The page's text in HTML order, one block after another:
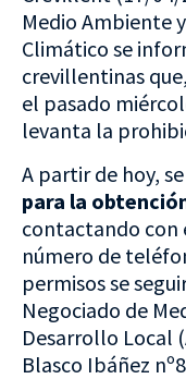
Medio Ambiente
Climático se
crevillentinas
el pasado
levanta la
A partir de hoy,
para la
contactando con
número de
permisos se
Negociado de
Desarrollo Local
Blasco Ibáñez